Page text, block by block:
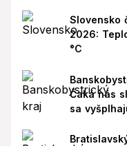
Slovensko
2026:
°C
Čaká nás
sa